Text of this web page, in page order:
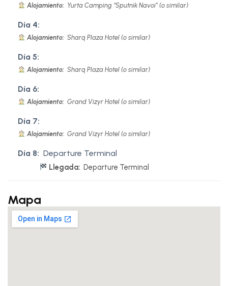
Alojamiento: Yurta Camping “Sputnik Navoi” (o similar)
Día 4:
Alojamiento: Sharq Plaza Hotel (o similar)
Día 5:
Alojamiento: Sharq Plaza Hotel (o similar)
Día 6:
Alojamiento: Grand Vizyr Hotel (o similar)
Día 7:
Alojamiento: Grand Vizyr Hotel (o similar)
Día 8: Departure Terminal
Llegada: Departure Terminal
Mapa